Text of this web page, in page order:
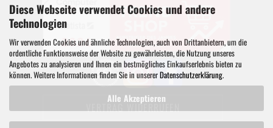
Diese Webseite verwendet Cookies und andere
Technologien
Wir verwenden Cookies und ähnliche Technologien, auch von Drittanbietern, um die
ordentliche Funktionsweise der Website zu gewährleisten, die Nutzung unseres
Angebotes zu analysieren und Ihnen ein bestmögliches Einkaufserlebnis bieten zu
können. Weitere Informationen finden Sie in unsererDatenschutzerklärung.
Alle Akzeptieren
VERTRAG WIDERRUFEN